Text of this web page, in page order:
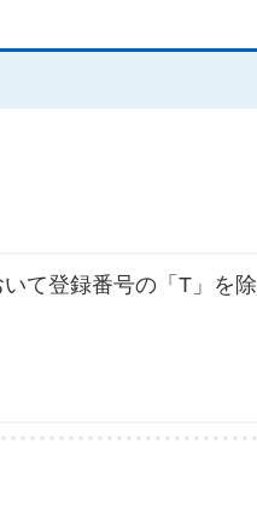
て登録番号の「T」を除